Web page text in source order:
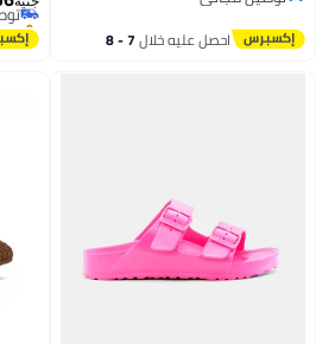
10
احصل عليه خلال 7 - 8
3